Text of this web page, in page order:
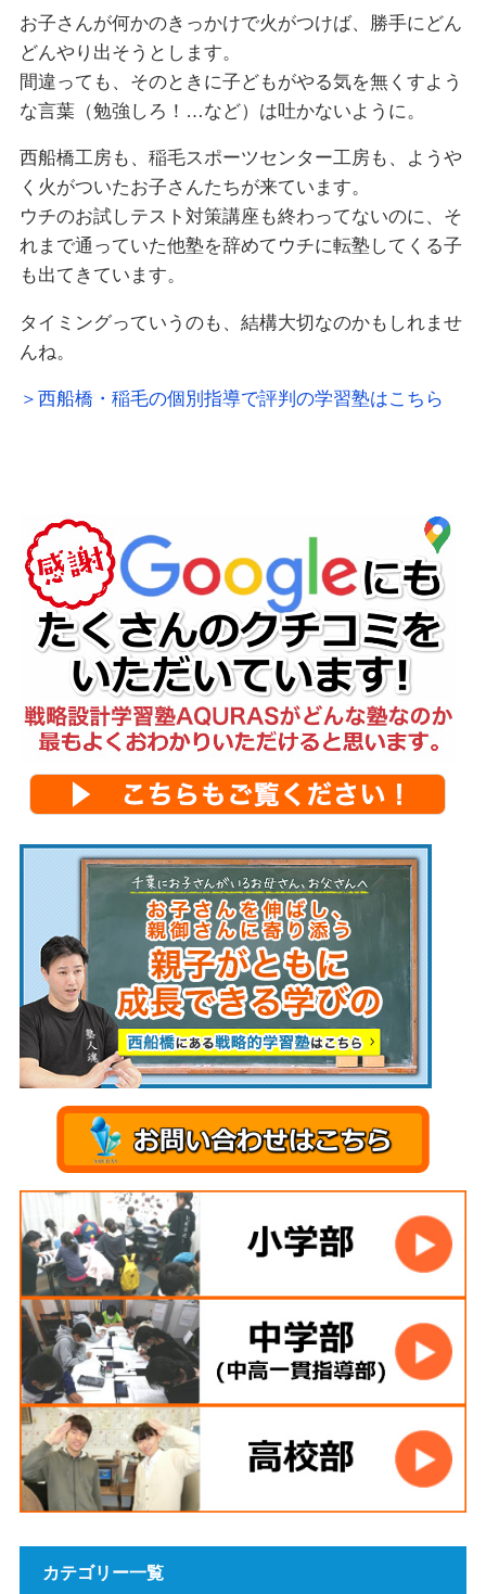
お子さんが何かのきっかけで火がつけば、勝手にどん
どんやり出そうとします。
間違っても、そのときに子どもがやる気を無くすよう
な言葉（勉強しろ！…など）は吐かないように。
西船橋工房も、稲毛スポーツセンター工房も、ようや
く火がついたお子さんたちが来ています。
ウチのお試しテスト対策講座も終わってないのに、そ
れまで通っていた他塾を辞めてウチに転塾してくる子
も出てきています。
タイミングっていうのも、結構大切なのかもしれませ
んね。
＞西船橋・稲毛の個別指導で評判の学習塾はこちら
カテゴリー一覧